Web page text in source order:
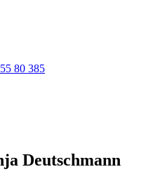
80 385
Deutschmann